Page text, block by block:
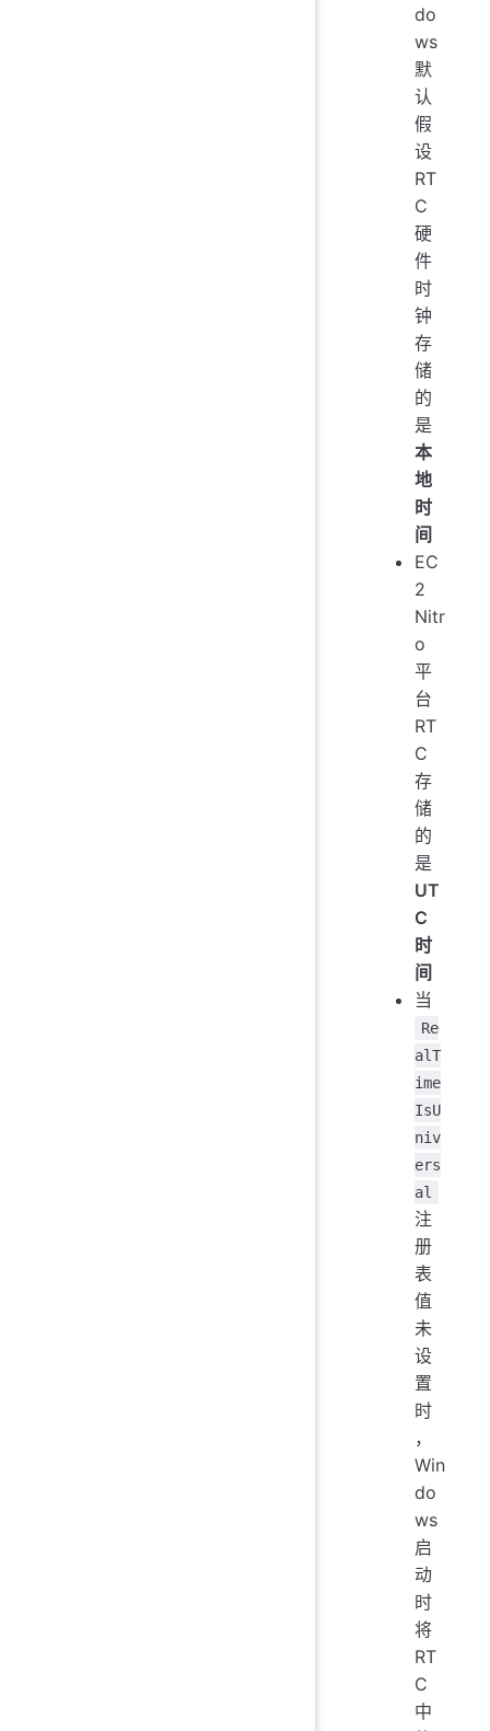
do
ws
默
认
假
设
RT
C
硬
件
时
钟
存
储
的
是
本
地
时
间
EC
2
Nitr
o
平
台
RT
C
存
储
的
是
UT
C
时
间
当
Re
alT
ime
IsU
niv
ers
al
注
册
表
值
未
设
置
时
，
Win
do
ws
启
动
时
将
RT
C
中